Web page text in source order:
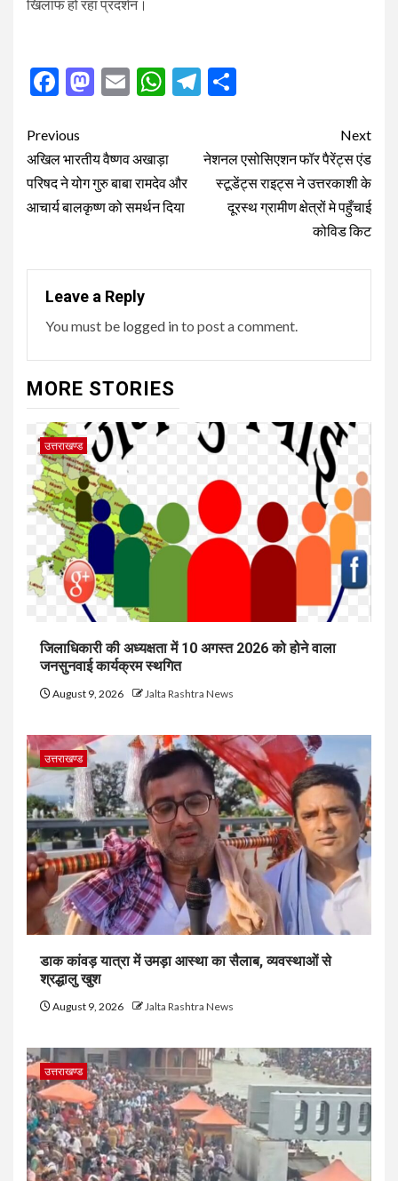
खिलाफ हो रहा प्रदर्शन।
Facebook
Mastodon
EmailWhatsApp
Telegram
Post
navigation
Previous
अखिल भारतीय वैष्णव अखाड़ा
परिषद ने योग गुरु बाबा रामदेव और
आचार्य बालकृष्ण को समर्थन दिया
Next
नेशनल एसोसिएशन फॉर पैरेंट्स एंड
स्टूडेंट्स राइट्स ने उत्तरकाशी के
दूरस्थ ग्रामीण क्षेत्रों मे पहुँचाई
कोविड किट
Leave a Reply
You must be logged into post a comment.
MORE STORIES
उत्तराखण्ड
जिलाधिकारी की अध्यक्षता में 10 अगस्त 2026 को होने वाला
जनसुनवाई कार्यक्रम स्थगित
August 9, 2026 Jalta Rashtra News
उत्तराखण्ड
डाक कांवड़ यात्रा में उमड़ा आस्था का सैलाब, व्यवस्थाओं से
श्रद्धालु खुश
August 9, 2026 Jalta Rashtra News
उत्तराखण्ड